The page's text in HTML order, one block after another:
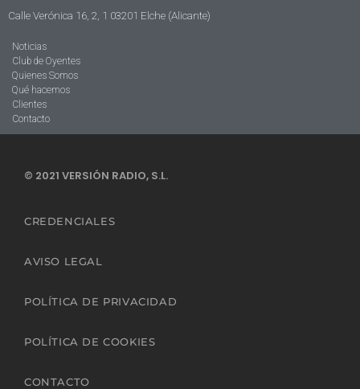
Calle Verónica 16, 2, 1 03201 Elche (Alicante)
Noticias
Club de Oyentes
Quienes Somos
Qué hacemos
Clientes
Contacto
© 2021 VERSIÓN RADIO, S.L.
CREDENCIALES
AVISO LEGAL
POLÍTICA DE PRIVACIDAD
POLÍTICA DE COOKIES
CONTACTO